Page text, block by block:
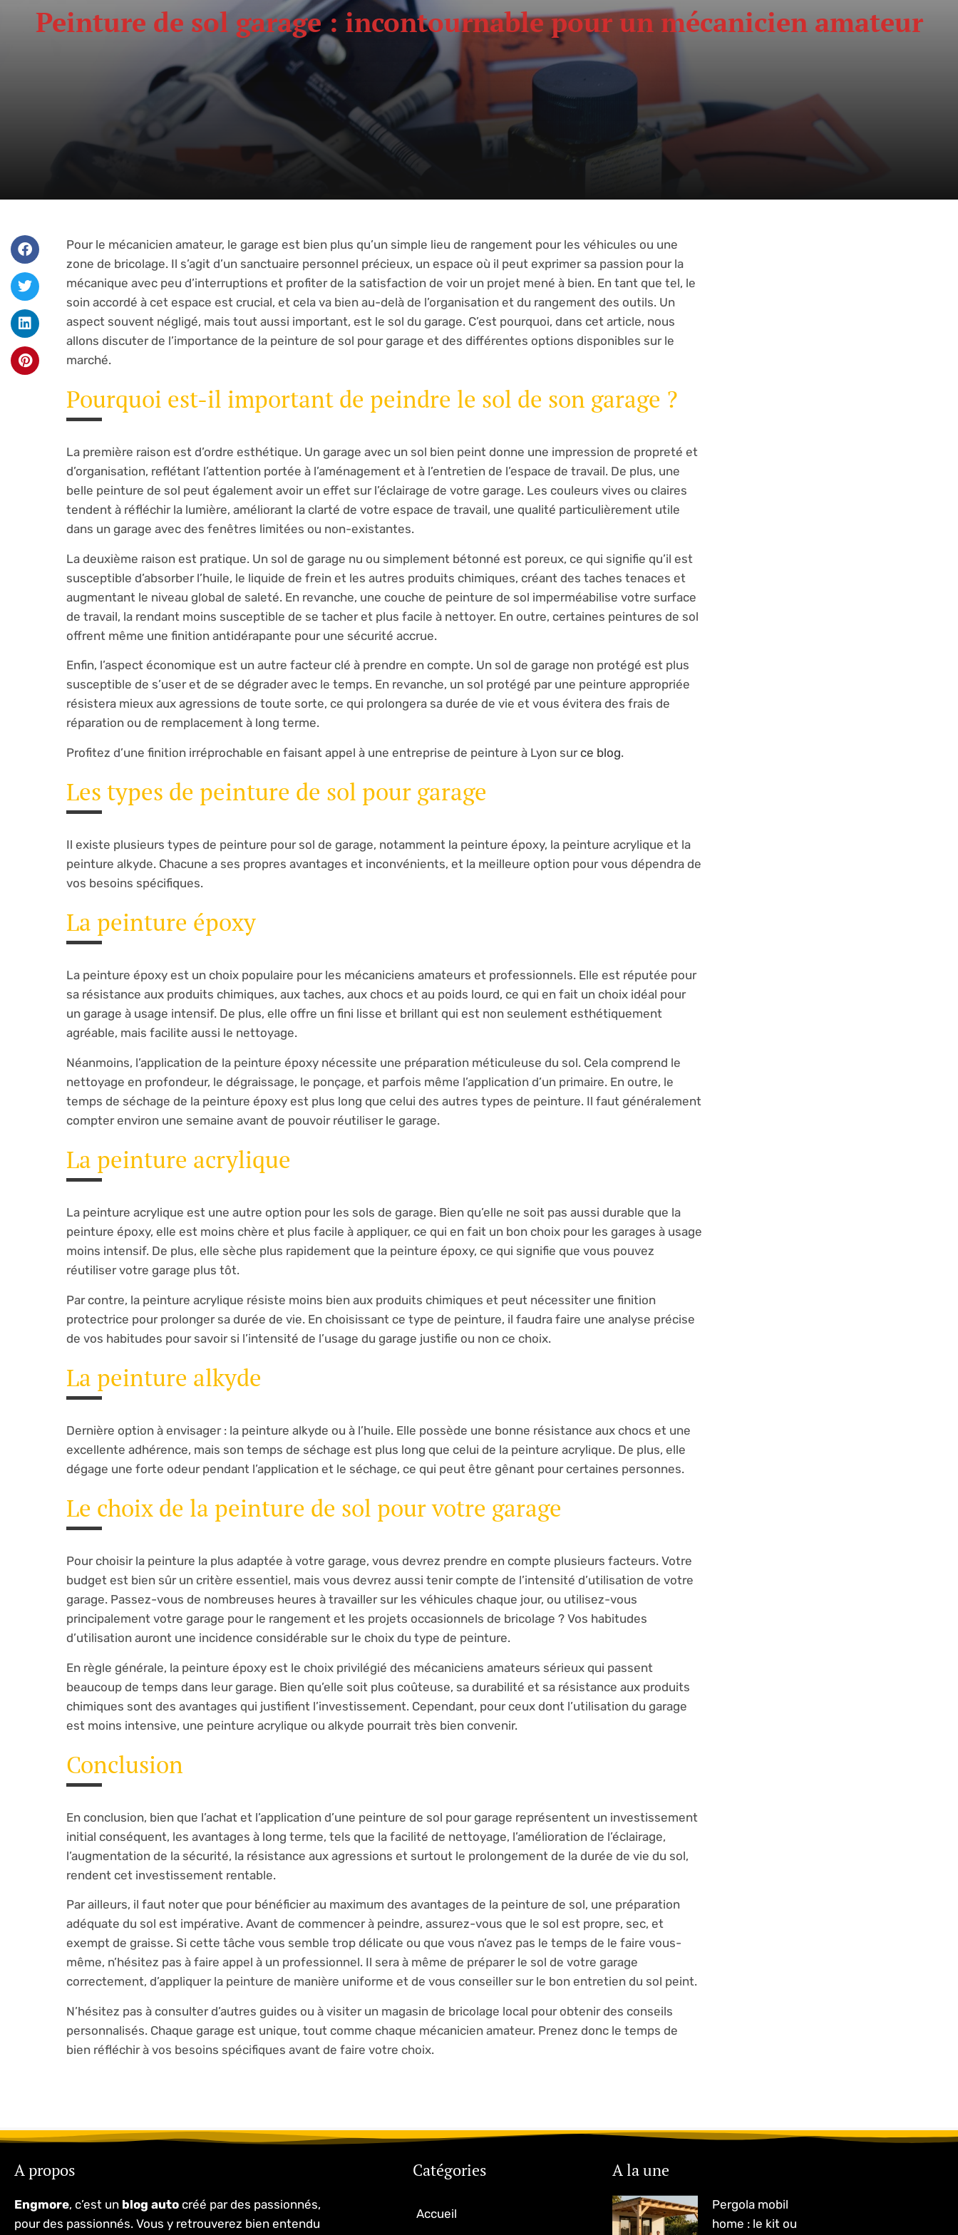
Peinture de sol garage : incontournable pour un mécanicien amateur
Pour le mécanicien amateur, le garage est bien plus qu’un simple lieu de rangement pour les véhicules ou une
zone de bricolage. Il s’agit d’un sanctuaire personnel précieux, un espace où il peut exprimer sa passion pour la
mécanique avec peu d’interruptions et profiter de la satisfaction de voir un projet mené à bien. En tant que tel, le
soin accordé à cet espace est crucial, et cela va bien au-delà de l’organisation et du rangement des outils. Un
aspect souvent négligé, mais tout aussi important, est le sol du garage. C’est pourquoi, dans cet article, nous
allons discuter de l’importance de la peinture de sol pour garage et des différentes options disponibles sur le
marché.
Pourquoi est-il important de peindre le sol de son garage ?
La première raison est d’ordre esthétique. Un garage avec un sol bien peint donne une impression de propreté et
d’organisation, reflétant l’attention portée à l’aménagement et à l’entretien de l’espace de travail. De plus, une
belle peinture de sol peut également avoir un effet sur l’éclairage de votre garage. Les couleurs vives ou claires
tendent à réfléchir la lumière, améliorant la clarté de votre espace de travail, une qualité particulièrement utile
dans un garage avec des fenêtres limitées ou non-existantes.
La deuxième raison est pratique. Un sol de garage nu ou simplement bétonné est poreux, ce qui signifie qu’il est
susceptible d’absorber l’huile, le liquide de frein et les autres produits chimiques, créant des taches tenaces et
augmentant le niveau global de saleté. En revanche, une couche de peinture de sol imperméabilise votre surface
de travail, la rendant moins susceptible de se tacher et plus facile à nettoyer. En outre, certaines peintures de sol
offrent même une finition antidérapante pour une sécurité accrue.
Enfin, l’aspect économique est un autre facteur clé à prendre en compte. Un sol de garage non protégé est plus
susceptible de s’user et de se dégrader avec le temps. En revanche, un sol protégé par une peinture appropriée
résistera mieux aux agressions de toute sorte, ce qui prolongera sa durée de vie et vous évitera des frais de
réparation ou de remplacement à long terme.
Profitez d’une finition irréprochable en faisant appel à une entreprise de peinture à Lyon surce blog.
Les types de peinture de sol pour garage
Il existe plusieurs types de peinture pour sol de garage, notamment la peinture époxy, la peinture acrylique et la
peinture alkyde. Chacune a ses propres avantages et inconvénients, et la meilleure option pour vous dépendra de
vos besoins spécifiques.
La peinture époxy
La peinture époxy est un choix populaire pour les mécaniciens amateurs et professionnels. Elle est réputée pour
sa résistance aux produits chimiques, aux taches, aux chocs et au poids lourd, ce qui en fait un choix idéal pour
un garage à usage intensif. De plus, elle offre un fini lisse et brillant qui est non seulement esthétiquement
agréable, mais facilite aussi le nettoyage.
Néanmoins, l’application de la peinture époxy nécessite une préparation méticuleuse du sol. Cela comprend le
nettoyage en profondeur, le dégraissage, le ponçage, et parfois même l’application d’un primaire. En outre, le
temps de séchage de la peinture époxy est plus long que celui des autres types de peinture. Il faut généralement
compter environ une semaine avant de pouvoir réutiliser le garage.
La peinture acrylique
La peinture acrylique est une autre option pour les sols de garage. Bien qu’elle ne soit pas aussi durable que la
peinture époxy, elle est moins chère et plus facile à appliquer, ce qui en fait un bon choix pour les garages à usage
moins intensif. De plus, elle sèche plus rapidement que la peinture époxy, ce qui signifie que vous pouvez
réutiliser votre garage plus tôt.
Par contre, la peinture acrylique résiste moins bien aux produits chimiques et peut nécessiter une finition
protectrice pour prolonger sa durée de vie. En choisissant ce type de peinture, il faudra faire une analyse précise
de vos habitudes pour savoir si l’intensité de l’usage du garage justifie ou non ce choix.
La peinture alkyde
Dernière option à envisager : la peinture alkyde ou à l’huile. Elle possède une bonne résistance aux chocs et une
excellente adhérence, mais son temps de séchage est plus long que celui de la peinture acrylique. De plus, elle
dégage une forte odeur pendant l’application et le séchage, ce qui peut être gênant pour certaines personnes.
Le choix de la peinture de sol pour votre garage
Pour choisir la peinture la plus adaptée à votre garage, vous devrez prendre en compte plusieurs facteurs. Votre
budget est bien sûr un critère essentiel, mais vous devrez aussi tenir compte de l’intensité d’utilisation de votre
garage. Passez-vous de nombreuses heures à travailler sur les véhicules chaque jour, ou utilisez-vous
principalement votre garage pour le rangement et les projets occasionnels de bricolage ? Vos habitudes
d’utilisation auront une incidence considérable sur le choix du type de peinture.
En règle générale, la peinture époxy est le choix privilégié des mécaniciens amateurs sérieux qui passent
beaucoup de temps dans leur garage. Bien qu’elle soit plus coûteuse, sa durabilité et sa résistance aux produits
chimiques sont des avantages qui justifient l’investissement. Cependant, pour ceux dont l’utilisation du garage
est moins intensive, une peinture acrylique ou alkyde pourrait très bien convenir.
Conclusion
En conclusion, bien que l’achat et l’application d’une peinture de sol pour garage représentent un investissement
initial conséquent, les avantages à long terme, tels que la facilité de nettoyage, l’amélioration de l’éclairage,
l’augmentation de la sécurité, la résistance aux agressions et surtout le prolongement de la durée de vie du sol,
rendent cet investissement rentable.
Par ailleurs, il faut noter que pour bénéficier au maximum des avantages de la peinture de sol, une préparation
adéquate du sol est impérative. Avant de commencer à peindre, assurez-vous que le sol est propre, sec, et
exempt de graisse. Si cette tâche vous semble trop délicate ou que vous n’avez pas le temps de le faire vous-
même, n’hésitez pas à faire appel à un professionnel. Il sera à même de préparer le sol de votre garage
correctement, d’appliquer la peinture de manière uniforme et de vous conseiller sur le bon entretien du sol peint.
N’hésitez pas à consulter d’autres guides ou à visiter un magasin de bricolage local pour obtenir des conseils
personnalisés. Chaque garage est unique, tout comme chaque mécanicien amateur. Prenez donc le temps de
bien réfléchir à vos besoins spécifiques avant de faire votre choix.
A propos
Engmore, c’est un blog auto créé par des passionnés,
pour des passionnés. Vous y retrouverez bien entendu
Catégories
Accueil
A la une
Pergola mobil
home : le kit ou